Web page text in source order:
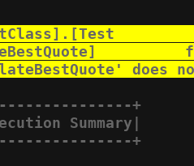
does
+
Summary|
+